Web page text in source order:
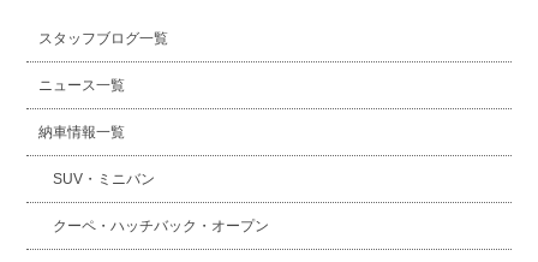
スタッフブログ一覧
ニュース一覧
納車情報一覧
SUV・ミニバン
クーペ・ハッチバック・オープン